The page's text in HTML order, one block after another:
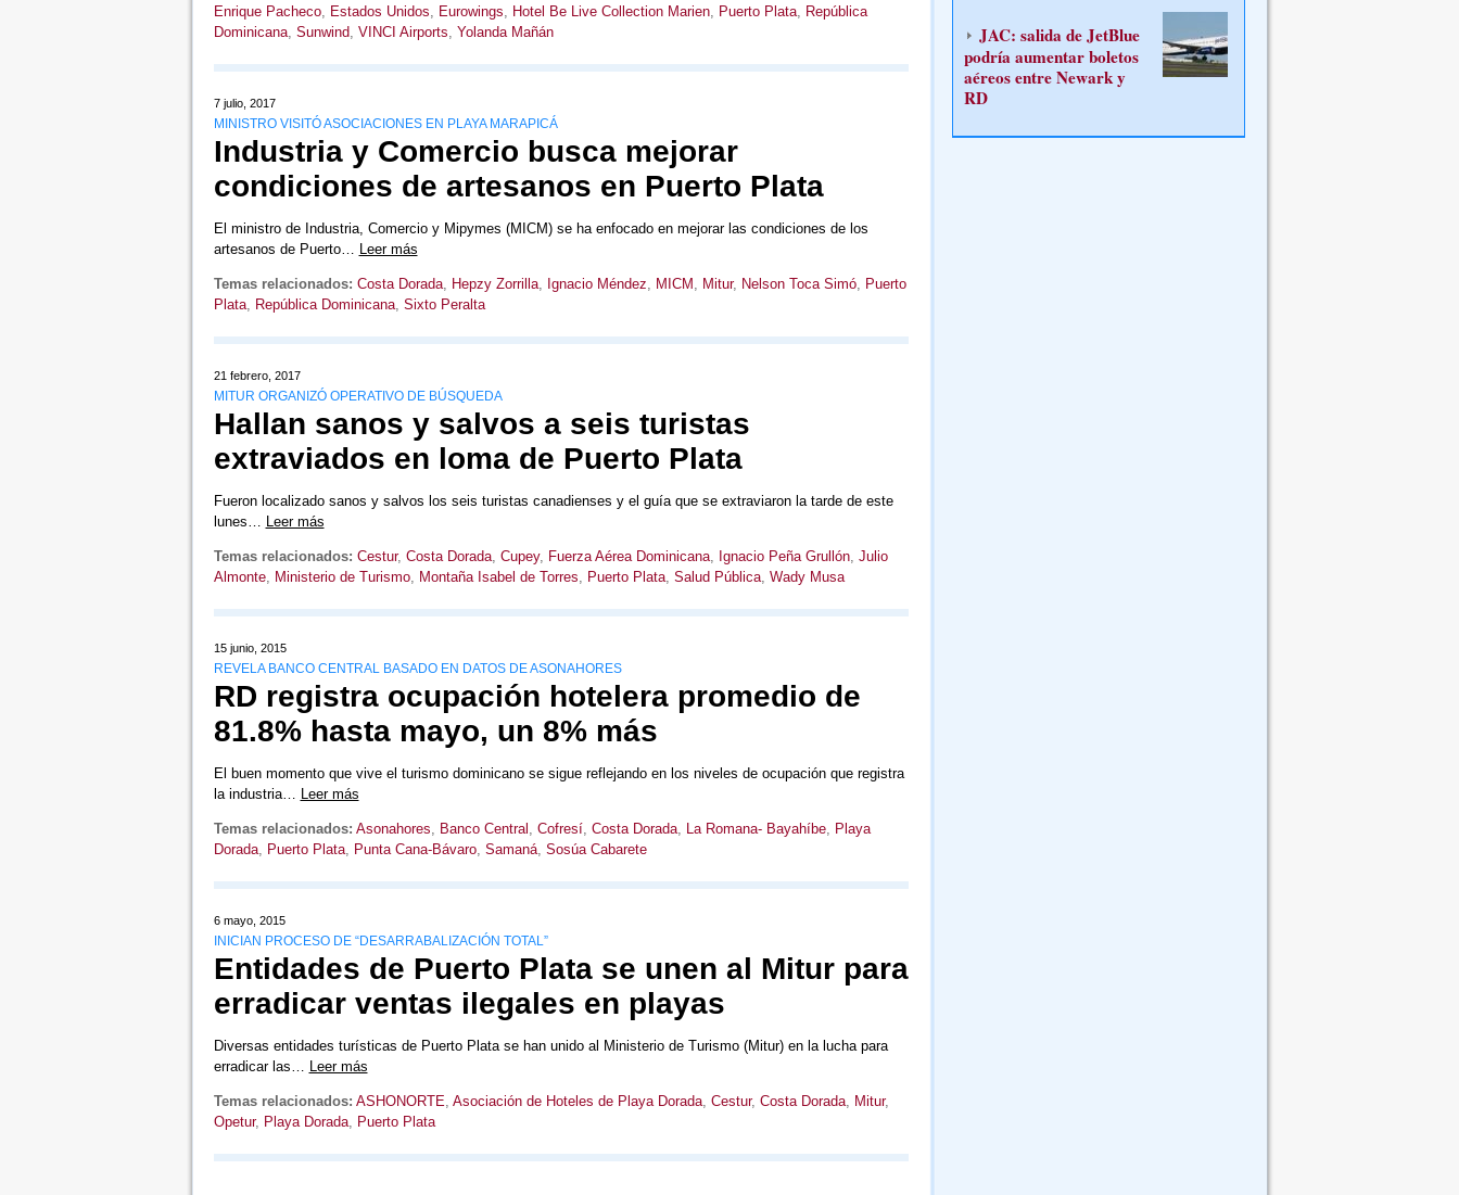
Enrique Pacheco, Estados Unidos, Eurowings, Hotel Be Live Collection Marien, Puerto Plata, República
Dominicana, Sunwind, VINCI Airports, Yolanda Mañán
7 julio, 2017
MINISTRO VISITÓ ASOCIACIONES EN PLAYA MARAPICÁ
Industria y Comercio busca mejorar
condiciones de artesanos en Puerto Plata
El ministro de Industria, Comercio y Mipymes (MICM) se ha enfocado en mejorar las condiciones de los
artesanos de Puerto… Leer más
Temas relacionados: Costa Dorada, Hepzy Zorrilla, Ignacio Méndez, MICM , Mitur, Nelson Toca Simó, Puerto
Plata, República Dominicana, Sixto Peralta
21 febrero, 2017
MITUR ORGANIZÓ OPERATIVO DE BÚSQUEDA
Hallan sanos y salvos a seis turistas
extraviados en loma de Puerto Plata
Fueron localizado sanos y salvos los seis turistas canadienses y el guía que se extraviaron la tarde de este
lunes… Leer más
Temas relacionados: Cestur, Costa Dorada, Cupey, Fuerza Aérea Dominicana, Ignacio Peña Grullón, Julio
Almonte, Ministerio de Turismo, Montaña Isabel de Torres, Puerto Plata, Salud Pública, Wady Musa
15 junio, 2015
REVELA BANCO CENTRAL BASADO EN DATOS DE ASONAHORES
RD registra ocupación hotelera promedio de
81.8% hasta mayo, un 8% más
El buen momento que vive el turismo dominicano se sigue reflejando en los niveles de ocupación que registra
la industria… Leer más
Temas relacionados: Asonahores, Banco Central , Cofresí, Costa Dorada, La Romana- Bayahíbe, Playa
Dorada, Puerto Plata, Punta Cana-Bávaro, Samaná, Sosúa Cabarete
6 mayo, 2015
INICIAN PROCESO DE “DESARRABALIZACIÓN TOTAL”
Entidades de Puerto Plata se unen al Mitur para
erradicar ventas ilegales en playas
Diversas entidades turísticas de Puerto Plata se han unido al Ministerio de Turismo (Mitur) en la lucha para
erradicar las… Leer más
Temas relacionados: ASHONORTE, Asociación de Hoteles de Playa Dorada, Cestur, Costa Dorada, Mitur,
Opetur, Playa Dorada, Puerto Plata
JAC: salida de JetBlue
podría aumentar boletos
aéreos entre Newark y
RD